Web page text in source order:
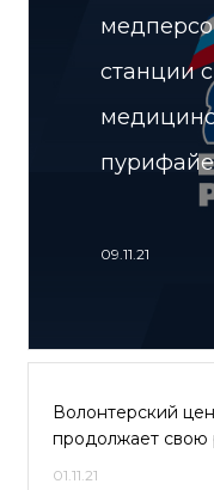
станции
09.11.21
Волонтерский
продолжает свою
01.11.21